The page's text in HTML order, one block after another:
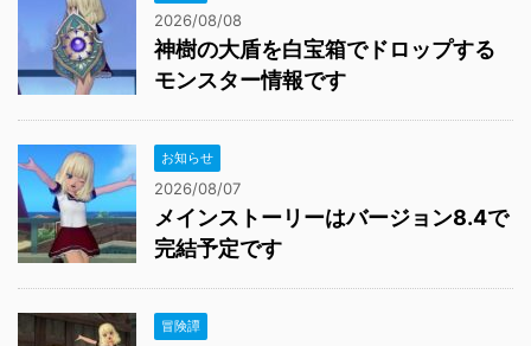
2026/08/08
神樹の大盾を白宝箱でドロップする
モンスター情報です
お知らせ
2026/08/07
メインストーリーはバージョン8.4で
完結予定です
冒険譚